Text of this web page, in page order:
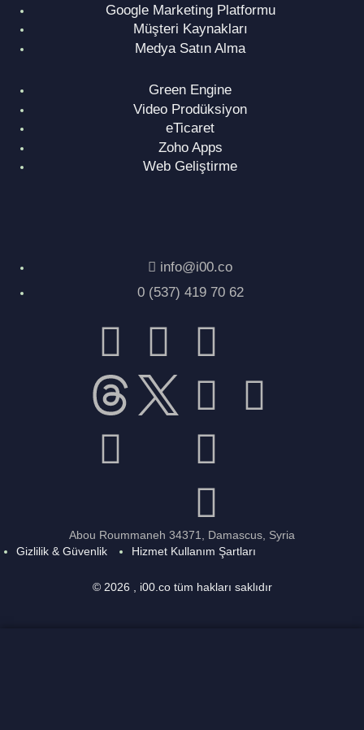
Google Marketing Platformu
Müşteri Kaynakları
Medya Satın Alma
Green Engine
Video Prodüksiyon
eTicaret
Zoho Apps
Web Geliştirme
info@i00.co
0 (537) 419 70 62
Abou Roummaneh 34371, Damascus, Syria
Gizlilik & Güvenlik
Hizmet Kullanım Şartları
© 2026 , i00.co tüm hakları saklıdır